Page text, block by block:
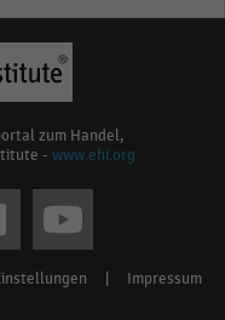
zum Handel,
- www.ehi.org
Impressum